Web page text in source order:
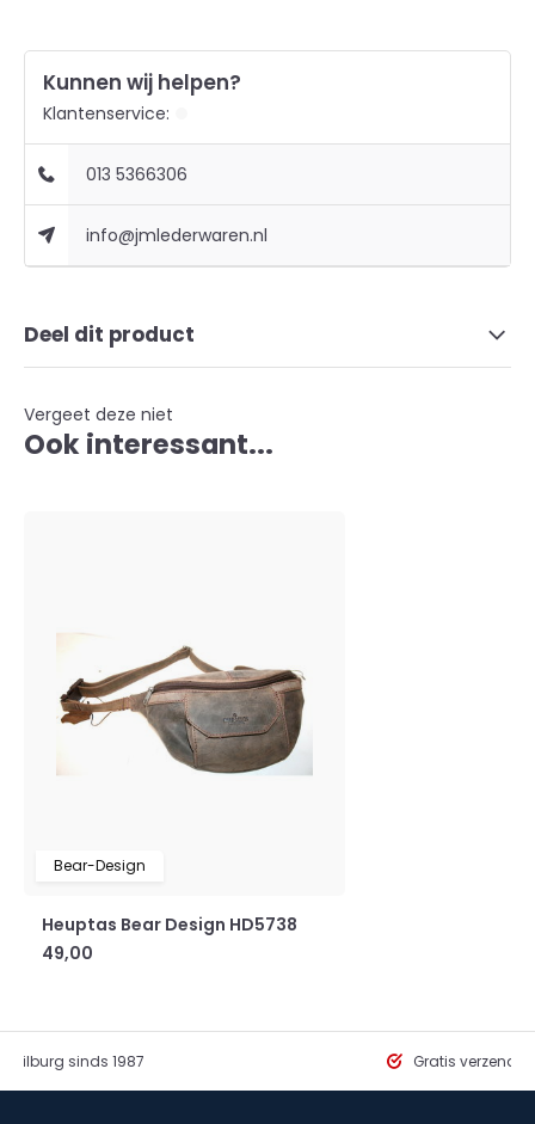
Kunnen wij helpen?
Klantenservice:
013 5366306
info@jmlederwaren.nl
Deel dit product
Vergeet deze niet
Ook interessant...
Bear-Design
Heuptas Bear Design HD5738
49,00
Tilburg sinds 1987 Gratis